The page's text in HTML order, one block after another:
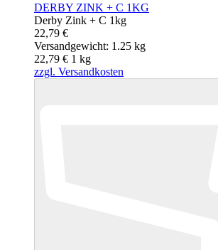
DERBY ZINK + C 1KG
Derby Zink + C 1kg
22,79 €
Versandgewicht: 1.25 kg
22,79 € 1 kg
zzgl. Versandkosten